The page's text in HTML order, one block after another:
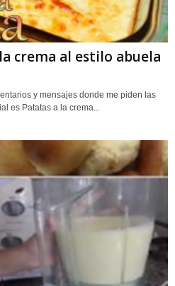
crema al estilo abuela
y mensajes donde me piden las
es Patatas a la crema...